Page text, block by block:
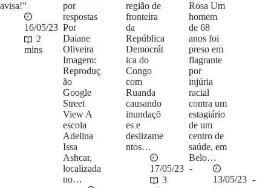
avisa!”
16/05/23
2
mins
por
respostas
Por
Daiane
Oliveira
Imagem:
Reproduç
ão
Google
Street
View A
escola
Adelina
Issa
Ashcar,
localizada
no…
região de
fronteira
da
República
Democrát
ica do
Congo
com
Ruanda
causando
inundaçõ
es e
deslizame
ntos…
17/05/23
3
Rosa Um
homem
de 68
anos foi
preso em
flagrante
por
injúria
racial
contra um
estagiário
de um
centro de
saúde, em
Belo…
13/05/23